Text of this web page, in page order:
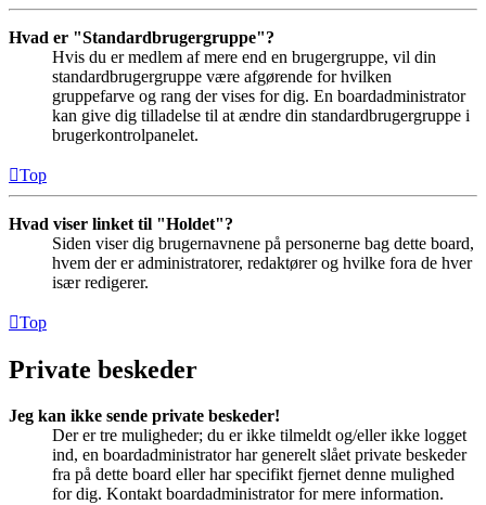
Hvad er "Standardbrugergruppe"?
Hvis du er medlem af mere end en brugergruppe, vil din
standardbrugergruppe være afgørende for hvilken
gruppefarve og rang der vises for dig. En boardadministrator
kan give dig tilladelse til at ændre din standardbrugergruppe i
brugerkontrolpanelet.
Top
Hvad viser linket til "Holdet"?
Siden viser dig brugernavnene på personerne bag dette board,
hvem der er administratorer, redaktører og hvilke fora de hver
især redigerer.
Top
Private beskeder
Jeg kan ikke sende private beskeder!
Der er tre muligheder; du er ikke tilmeldt og/eller ikke logget
ind, en boardadministrator har generelt slået private beskeder
fra på dette board eller har specifikt fjernet denne mulighed
for dig. Kontakt boardadministrator for mere information.